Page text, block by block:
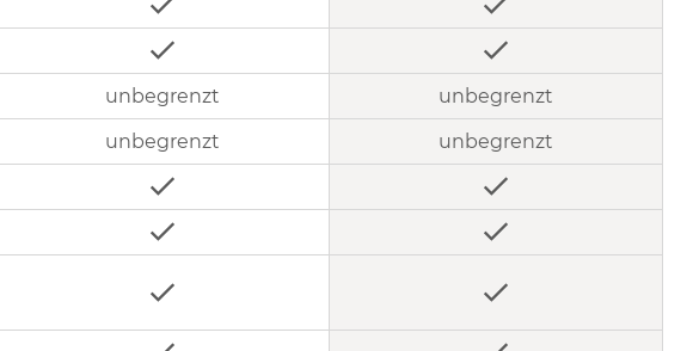
unbegrenzt
unbegrenzt
unbegrenzt
unbegrenzt